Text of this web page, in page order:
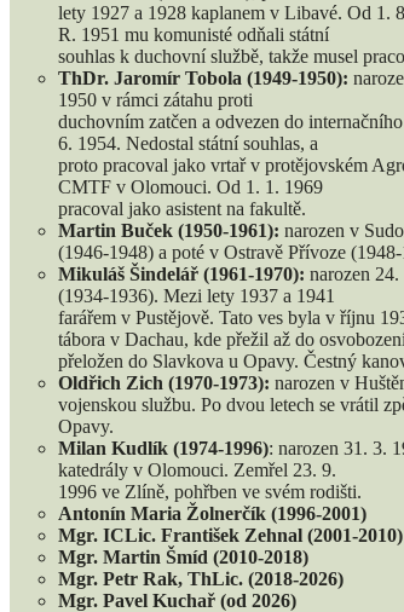
lety 1927 a 1928 kaplanem v Libavé. Od 1.
R. 1951 mu komunisté odňali státní
souhlas k duchovní službě, takže musel
ThDr. Jaromír Tobola (1949-1950):
1950 v rámci zátahu proti
duchovním zatčen a odvezen do
6. 1954. Nedostal státní souhlas, a
proto pracoval jako vrtař v protějovském
CMTF v Olomouci. Od 1. 1. 1969
pracoval jako asistent na fakultě.
Martin Buček (1950-1961): narozen v
(1946-1948) a poté v Ostravě Přívoze
Mikuláš Šindelář (1961-1970): narozen
(1934-1936). Mezi lety 1937 a 1941
farářem v Pustějově. Tato ves byla v říjnu
tábora v Dachau, kde přežil až do
přeložen do Slavkova u Opavy. Čestný
Oldřich Zich (1970-1973): narozen v
vojenskou službu. Po dvou letech se vrátil
Opavy.
Milan Kudlík (1974-1996): narozen 31. 3.
katedrály v Olomouci. Zemřel 23. 9.
1996 ve Zlíně, pohřben ve svém rodišti.
Antonín Maria Žolnerčík (1996-2001)
Mgr. ICLic. František Zehnal (2001-2010)
Mgr. Martin Šmíd (2010-2018)
Mgr. Petr Rak, ThLic. (2018-2026)
Mgr. Pavel Kuchař (od 2026)